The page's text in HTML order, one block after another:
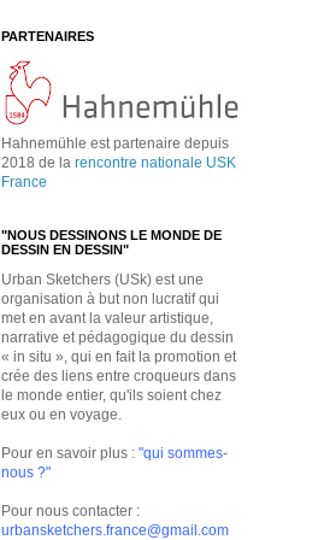
PARTENAIRES
Hahnemühle est partenaire depuis
2018 de la rencontre nationale USK
France
"NOUS DESSINONS LE MONDE DE
DESSIN EN DESSIN"
Urban Sketchers (USk) est une
organisation à but non lucratif qui
met en avant la valeur artistique,
narrative et pédagogique du dessin
« in situ », qui en fait la promotion et
crée des liens entre croqueurs dans
le monde entier, qu'ils soient chez
eux ou en voyage.
Pour en savoir plus : "qui sommes-
nous ?"
Pour nous contacter :
urbansketchers.france@gmail.com